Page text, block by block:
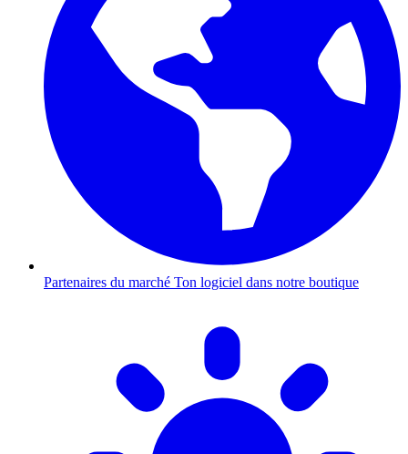
Partenaires du marché Ton logiciel dans notre boutique